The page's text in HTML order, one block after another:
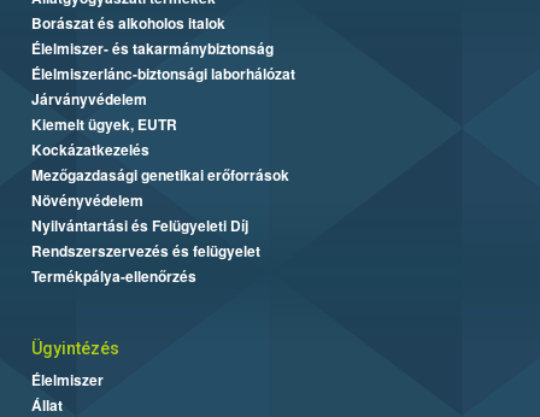
Borászat és alkoholos italok
Élelmiszer- és takarmánybiztonság
Élelmiszerlánc-biztonsági laborhálózat
Járványvédelem
Kiemelt ügyek, EUTR
Kockázatkezelés
Mezőgazdasági genetikai erőforrások
Növényvédelem
Nyilvántartási és Felügyeleti Díj
Rendszerszervezés és felügyelet
Termékpálya-ellenőrzés
Ügyintézés
Élelmiszer
Állat